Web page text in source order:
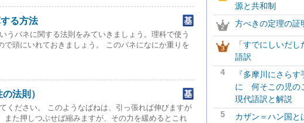
る方法
うバネに関する法則をみていきましょう。理科で使う
で頭にいれておきましょう。 このバネになにか重りを
法則）
ください。 このようなばねは、引っ張れば伸びますが
また押しつぶせば縮みますが、その力を緩めるとこれ
源と共和制
方べきの定理の証
「すでにしいだ
語訳
4
『多摩川にさら
に 何そこの児の
現代語訳と解説
5
カザン＝ハン国